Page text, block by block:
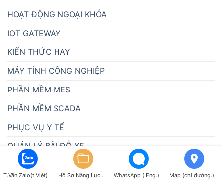
HOẠT ĐỘNG NGOẠI KHÓA
IOT GATEWAY
KIẾN THỨC HAY
MÁY TÍNH CÔNG NGHIỆP
PHẦN MỀM MES
PHẦN MỀM SCADA
PHỤC VỤ Y TẾ
QUẢN LÝ BÃI ĐỖ XE
QUAN TRẮC MÔI TRƯỜNG
T.Vấn Zalo(t.Việt) Hồ Sơ Năng Lực . WhatsApp ( Eng.) Map (chỉ đường.)